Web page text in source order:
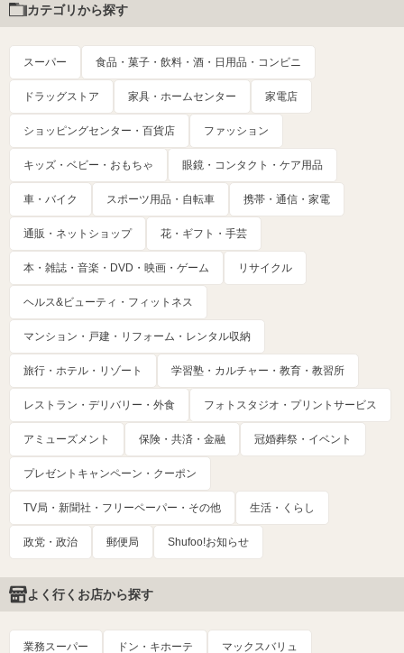
カテゴリから探す
スーパー 食品・菓子・飲料・酒・日用品・コンビニ
ドラッグストア 家具・ホームセンター 家電店
ショッピングセンター・百貨店 ファッション
キッズ・ベビー・おもちゃ 眼鏡・コンタクト・ケア用品
車・バイク スポーツ用品・自転車 携帯・通信・家電
通販・ネットショップ 花・ギフト・手芸
本・雑誌・音楽・DVD・映画・ゲーム リサイクル
ヘルス&ビューティ・フィットネス
マンション・戸建・リフォーム・レンタル収納
旅行・ホテル・リゾート 学習塾・カルチャー・教育・教習所
レストラン・デリバリー・外食 フォトスタジオ・プリントサービス
アミューズメント 保険・共済・金融 冠婚葬祭・イベント
プレゼントキャンペーン・クーポン
TV局・新聞社・フリーペーパー・その他 生活・くらし
政党・政治 郵便局 Shufoo!お知らせ
よく行くお店から探す
業務スーパー ドン・キホーテ マックスバリュ